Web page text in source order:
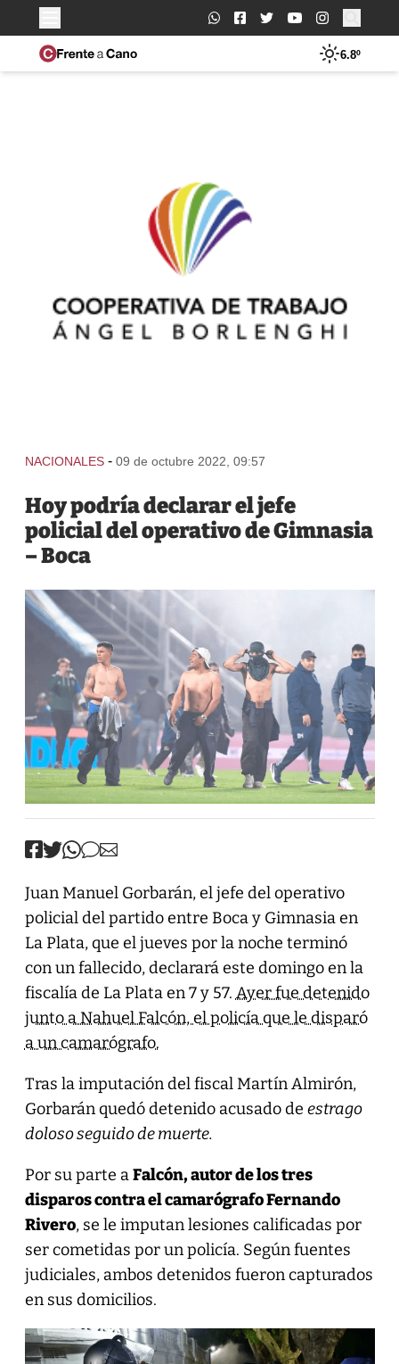
Buscar:
6.8º
NACIONALES - 09 de octubre 2022, 09:57
Hoy podría declarar el jefe
policial del operativo de Gimnasia
– Boca
Juan Manuel Gorbarán, el jefe del operativo
policial del partido entre Boca y Gimnasia en
La Plata, que el jueves por la noche terminó
con un fallecido, declarará este domingo en la
fiscalía de La Plata en 7 y 57. Ayer fue detenido
junto a Nahuel Falcón, el policía que le disparó
a un camarógrafo.
Tras la imputación del fiscal Martín Almirón,
Gorbarán quedó detenido acusado de estrago
doloso seguido de muerte.
Por su parte aFalcón, autor de los tres
disparos contra el camarógrafo Fernando
Rivero, se le imputan lesiones calificadas por
ser cometidas por un policía. Según fuentes
judiciales, ambos detenidos fueron capturados
en sus domicilios.